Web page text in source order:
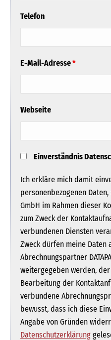
Telefon
E-Mail-Adresse*
Webseite
Einverständnis
Ich erkläre mich damit
personenbezogenen
GmbH im Rahmen dieser
zum Zweck der
verbundenen Diensten
Zweck dürfen meine Daten
Abrechnungspartner
weitergegeben werden,
Bearbeitung der
verbundene
bewusst, dass ich diese
Angabe von Gründen
Datenschutzerklärung